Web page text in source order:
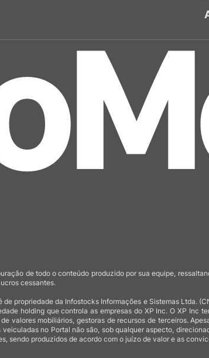
de todo o conteúdo produzido por sua equipe,
cessantes.
de propriedade da Infostocks Informações e Sistemas
holding que controla as empresas do XP Inc. O XP Inc
valores mobiliários, gestoras de recursos de terceiros.
no Portal não são, sob qualquer aspecto,
sendo produzidos de acordo com o juízo de valor e as